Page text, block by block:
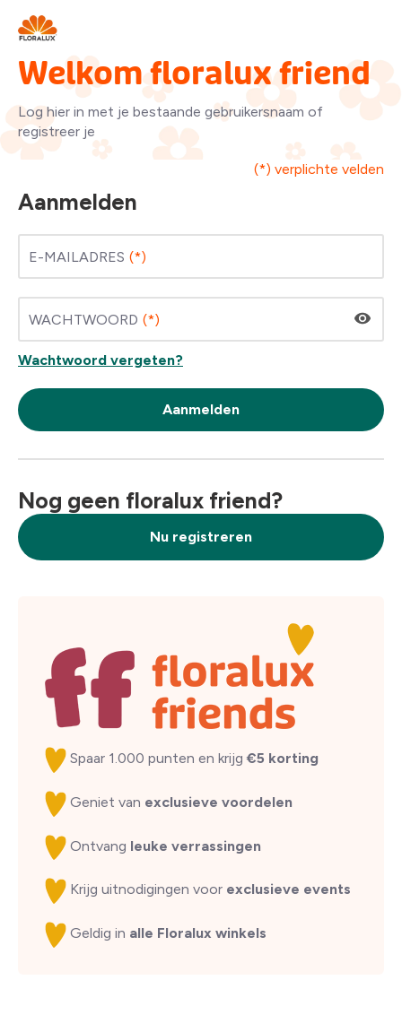
Welkom floralux friend
Log hier in met je bestaande gebruikersnaam of
registreer je
(*) verplichte velden
Aanmelden
E-MAILADRES
WACHTWOORD
Wachtwoord vergeten?
Aanmelden
Nu registreren
Nog geen floralux friend?
Spaar 1.000 punten en krijg€5 korting
Geniet van exclusieve voordelen
Ontvang leuke verrassingen
Krijg uitnodigingen voor exclusieve events
Geldig in alle Floralux winkels